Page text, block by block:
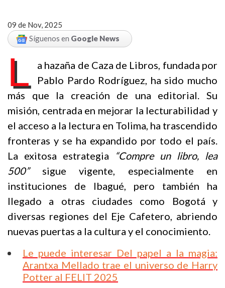
09 de Nov, 2025
Síguenos en Google News
L
a hazaña de Caza de Libros, fundada por
Pablo Pardo Rodríguez, ha sido mucho
más que la creación de una editorial. Su
misión, centrada en mejorar la lecturabilidad y
el acceso a la lectura en Tolima, ha trascendido
fronteras y se ha expandido por todo el país.
La exitosa estrategia
“Compre un libro, lea
500”sigue vigente, especialmente en
instituciones de Ibagué, pero también ha
llegado a otras ciudades como Bogotá y
diversas regiones del Eje Cafetero, abriendo
nuevas puertas a la cultura y el conocimiento.
Le puede interesar Del papel a la magia:
Arantxa Mellado trae el universo de Harry
Potter al FELIT 2025